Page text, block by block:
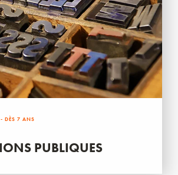
- DÈS 7 ANS
PUBLIQUES